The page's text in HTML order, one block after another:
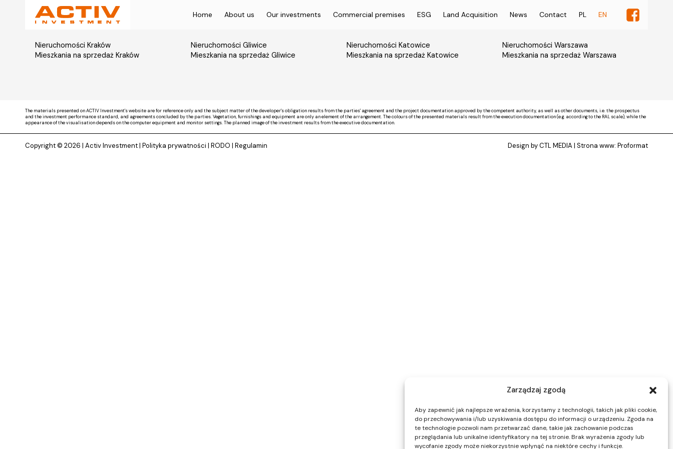
Zarządzaj zgodą
Aby zapewnić jak najlepsze wrażenia, korzystamy z technologii, takich jak pliki cookie,
do przechowywania i/lub uzyskiwania dostępu do informacji o urządzeniu. Zgoda na
te technologie pozwoli nam przetwarzać dane, takie jak zachowanie podczas
przeglądania lub unikalne identyfikatory na tej stronie. Brak wyrażenia zgody lub
wycofanie zgody może niekorzystnie wpłynąć na niektóre cechy i funkcje.
Home About us Our investments Commercial premises ESG Land Acquisition News Contact PL EN
Nieruchomości Kraków
Mieszkania na sprzedaż Kraków
Nieruchomości Gliwice
Mieszkania na sprzedaż Gliwice
Nieruchomości Katowice
Mieszkania na sprzedaż Katowice
Nieruchomości Warszawa
Mieszkania na sprzedaż Warszawa
The materials presented on ACTIV Investment's website are for reference only and the subject matter of the developer's obligation results from the parties' agreement and the project documentation approved by the competent authority, as well as other documents, i.e. the prospectus
and the investment performance standard, and agreements concluded by the parties. Vegetation, furnishings and equipment are only an element of the arrangement. The colours of the presented materials result from the execution documentation (e.g. according to the RAL scale), while the
appearance of the visualisation depends on the computer equipment and monitor settings. The planned image of the investment results from the executive documentation.
Copyright © 2026 | Activ Investment| Polityka prywatności | RODO | Regulamin Design by CTL MEDIA | Strona www: Proformat